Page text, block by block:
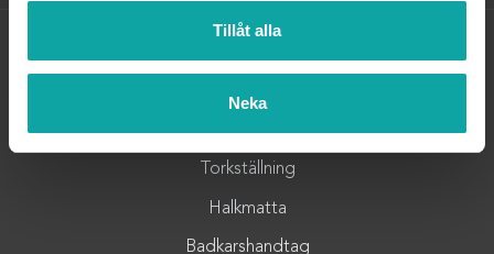
Tillåt alla
Neka
Badrumshylla
Torkställning
Halkmatta
Badkarshandtag